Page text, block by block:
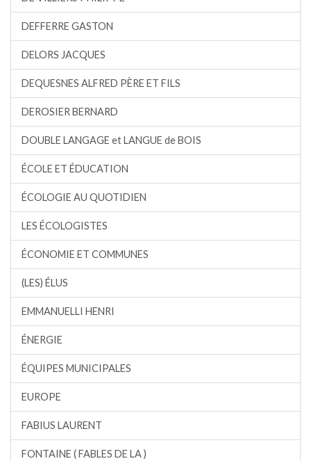
DEFFERRE GASTON
DELORS JACQUES
DEQUESNES ALFRED PÈRE ET FILS
DEROSIER BERNARD
DOUBLE LANGAGE et LANGUE de BOIS
ÉCOLE ET ÉDUCATION
ÉCOLOGIE AU QUOTIDIEN
LES ÉCOLOGISTES
ÉCONOMIE ET COMMUNES
(LES) ÉLUS
EMMANUELLI HENRI
ÉNERGIE
ÉQUIPES MUNICIPALES
EUROPE
FABIUS LAURENT
FONTAINE ( FABLES DE LA )